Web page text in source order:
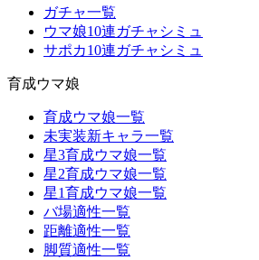
ガチャ一覧
ウマ娘10連ガチャシミュ
サポカ10連ガチャシミュ
育成ウマ娘
育成ウマ娘一覧
未実装新キャラ一覧
星3育成ウマ娘一覧
星2育成ウマ娘一覧
星1育成ウマ娘一覧
バ場適性一覧
距離適性一覧
脚質適性一覧